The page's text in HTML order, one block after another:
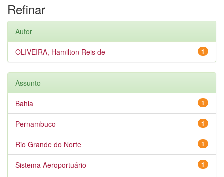
Refinar
Autor
1
OLIVEIRA, Hamilton Reis de
Assunto
1
Bahia
1
Pernambuco
1
Rio Grande do Norte
1
Sistema Aeroportuário